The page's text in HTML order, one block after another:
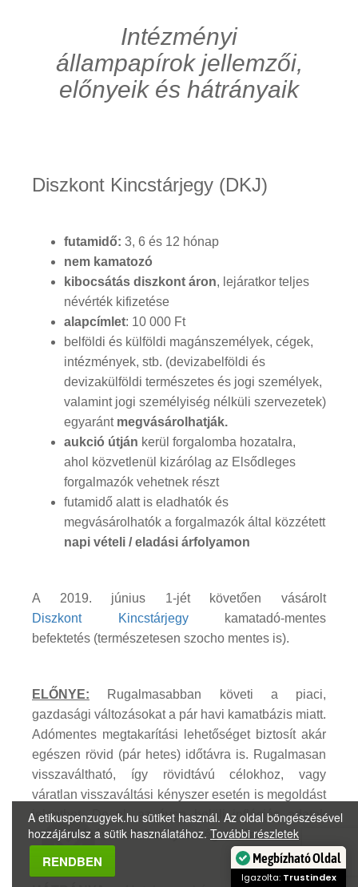
Intézményi
állampapírok jellemzői,
előnyeik és hátrányaik
Diszkont Kincstárjegy (DKJ)
futamidő: 3, 6 és 12 hónap
nem kamatozó
kibocsátás diszkont áron, lejáratkor teljes
névérték kifizetése
alapcímlet: 10 000 Ft
belföldi és külföldi magánszemélyek, cégek,
intézmények, stb. (devizabelföldi és
devizakülföldi természetes és jogi személyek,
valamint jogi személyiség nélküli szervezetek)
egyaránt megvásárolhatják.
aukció útján kerül forgalomba hozatalra,
ahol közvetlenül kizárólag az Elsődleges
forgalmazók vehetnek részt
futamidő alatt is eladhatók és
megvásárolhatók a forgalmazók által közzétett
napi vételi / eladási árfolyamon
A 2019. június 1-jét követően vásárolt
Diszkont Kincstárjegykamatadó-mentes
befektetés (természetesen szocho mentes is).
ELŐNYE: Rugalmasabban követi a piaci,
gazdasági változásokat a pár havi kamatbázis miatt.
Adómentes megtakarítási lehetőséget biztosít akár
egészen rövid (pár hetes) időtávra is. Rugalmasan
visszaváltható, így rövidtávú célokhoz, vagy
váratlan visszaváltási kényszer esetén is megoldást
jelenthet. De pl. az éven belüli inflációs adatok
növekedésével is lehet nyereséget elérni.
A etikuspenzugyek.hu sütiket használ. Az oldal böngészésével
hozzájárulsz a sütik használatához. További részletek
RENDBEN Megbízható Oldal